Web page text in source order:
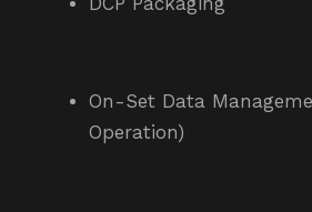
On-Set Data
Operation)